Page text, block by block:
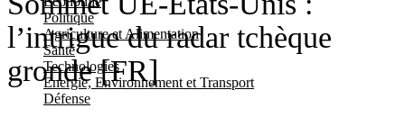
Politique
Agriculture et Alimentation
Santé
Technologies
Energie, Environnement et Transport
Défense
l’intrigue du radar tchèque
gronde [FR]